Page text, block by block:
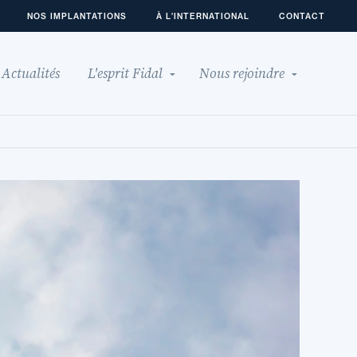
NOS IMPLANTATIONS À L'INTERNATIONAL CONTACT
Actualités L'esprit Fidal Nous rejoindre